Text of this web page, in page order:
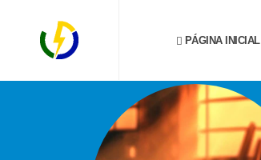
PÁGINA INICIAL